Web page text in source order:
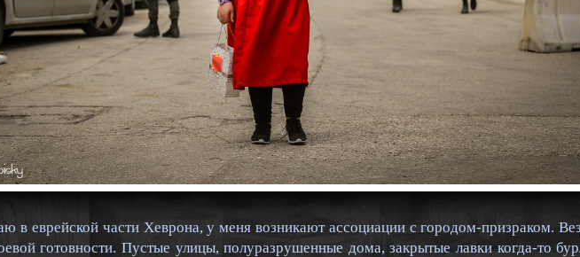
в еврейской части Хеврона, у меня возникают ассоциации с городом-призраком.
готовности. Пустые улицы, полуразрушенные дома, закрытые лавки когда-то